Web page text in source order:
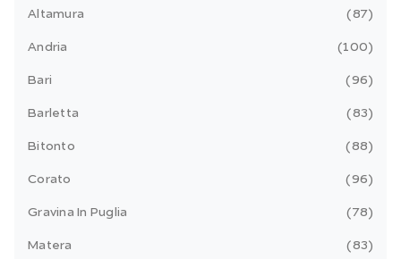
Altamura 87
Andria 100
Bari 96
Barletta 83
Bitonto 88
Corato 96
Gravina In Puglia 78
Matera 83